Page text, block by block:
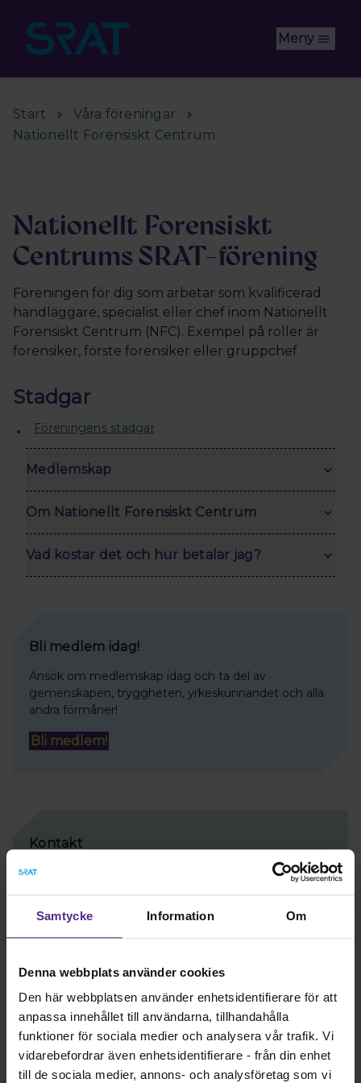
Samtycke Information Om
Denna webbplats använder cookies
Den här webbplatsen använder enhetsidentifierare för att
anpassa innehållet till användarna, tillhandahålla
funktioner för sociala medier och analysera vår trafik. Vi
vidarebefordrar även enhetsidentifierare - från din enhet
till de sociala medier, annons- och analysföretag som vi
Meny
Start
Våra föreningar
Nationellt Forensiskt Centrum
Nationellt Forensiskt
Centrums SRAT-förening
Föreningen för dig som arbetar som kvalificerad
handläggare, specialist eller chef inom Nationellt
Forensiskt Centrum (NFC). Exempel på roller är
forensiker, förste forensiker eller gruppchef.
Stadgar
Föreningens stadgar
Medlemskap
Om Nationellt Forensiskt Centrum
Vad kostar det och hur betalar jag?
Bli medlem idag!
Ansök om medlemskap idag och ta del av
gemenskapen, tryggheten, yrkeskunnandet och alla
andra förmåner!
Bli medlem!
Kontakt
Kontakta föreningen
Här hittar du kontaktuppgifter till föreningen
kontakta för rådgivning och stöd i frågor som handlar
om ditt arbetsliv.
Stefan Strömqvist
08-442 18 62
stefan.stromqvist@srat.se